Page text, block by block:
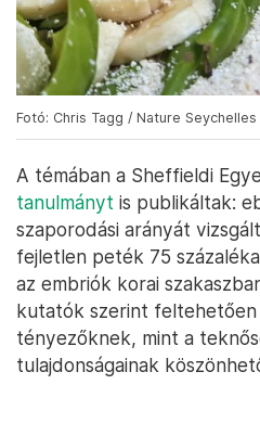
Fotó: Chris Tagg / Nature Seychelles
A témában a Sheffieldi
tanulmányt is publikáltak:
szaporodási arányát
fejletlen peték 75
az embriók korai
kutatók szerint
tényezőknek, mint a
tulajdonságainak